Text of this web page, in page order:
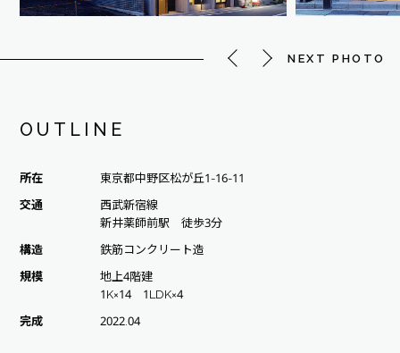
NEXT PHOTO
OUTLINE
所在
東京都中野区松が丘1-16-11
交通
西武新宿線
新井薬師前駅 徒歩3分
構造
鉄筋コンクリート造
規模
地上4階建
1K×14 1LDK×4
完成
2022.04